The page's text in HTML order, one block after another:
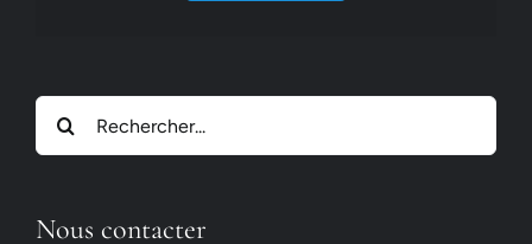
Nous contacter